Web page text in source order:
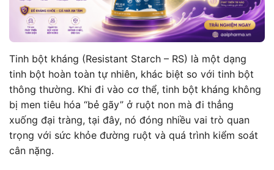
Tinh bột kháng (Resistant Starch – RS) là một dạng
tinh bột hoàn toàn tự nhiên, khác biệt so với tinh bột
thông thường. Khi đi vào cơ thể, tinh bột kháng không
bị men tiêu hóa “bẻ gãy” ở ruột non mà đi thẳng
xuống đại tràng, tại đây, nó đóng nhiều vai trò quan
trọng với sức khỏe đường ruột và quá trình kiểm soát
cân nặng.